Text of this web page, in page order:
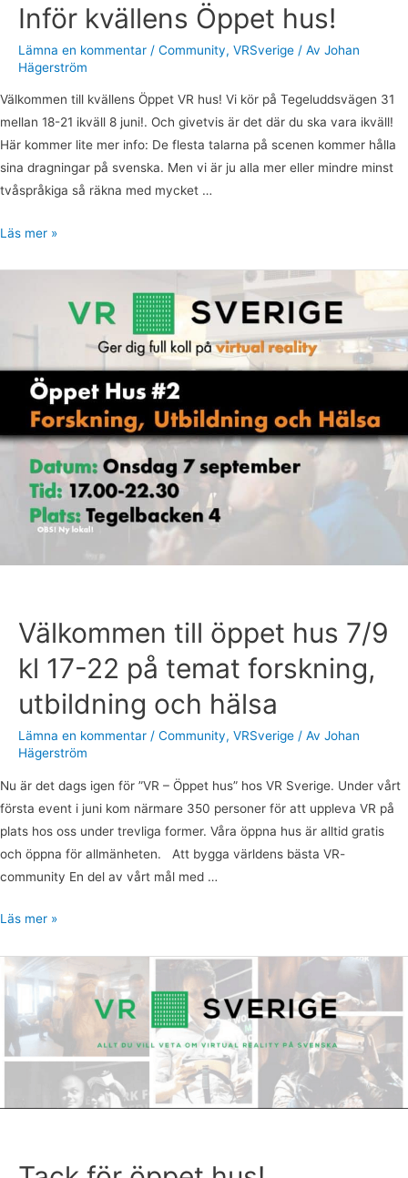
Inför kvällens Öppet hus!
Lämna en kommentar / Community, VRSverige / Av Johan
Hägerström
Välkommen till kvällens Öppet VR hus! Vi kör på Tegeluddsvägen 31
mellan 18-21 ikväll 8 juni!. Och givetvis är det där du ska vara ikväll!
Här kommer lite mer info: De flesta talarna på scenen kommer hålla
sina dragningar på svenska. Men vi är ju alla mer eller mindre minst
tvåspråkiga så räkna med mycket …
Läs mer »
Välkommen till öppet hus 7/9
kl 17-22 på temat forskning,
utbildning och hälsa
Lämna en kommentar / Community, VRSverige / Av Johan
Hägerström
Nu är det dags igen för ”VR – Öppet hus” hos VR Sverige. Under vårt
första event i juni kom närmare 350 personer för att uppleva VR på
plats hos oss under trevliga former. Våra öppna hus är alltid gratis
och öppna för allmänheten. Att bygga världens bästa VR-
community En del av vårt mål med …
7/9
22
temat
forskning,
utbildning
Läs mer »
Tack
öppet
hus!